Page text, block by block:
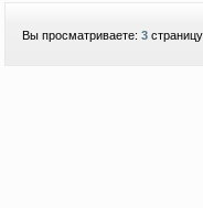
Вы просматриваете: 3